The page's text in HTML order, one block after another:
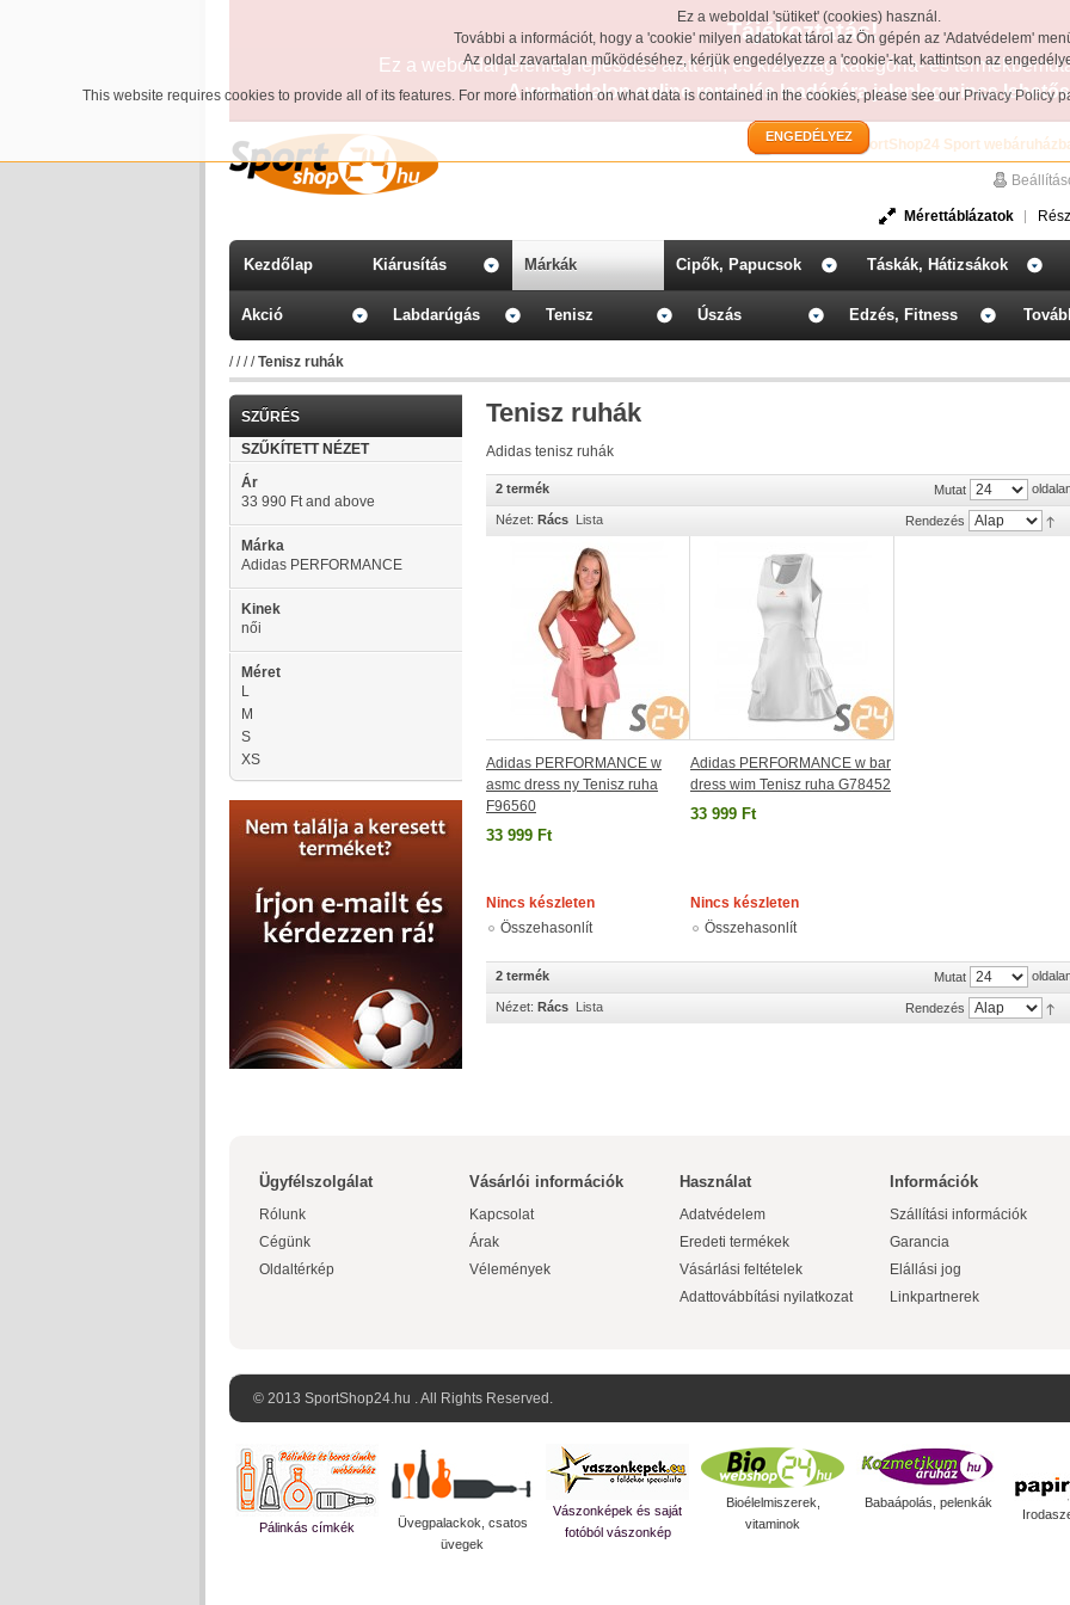
Ez a weboldal 'sütiket' (cookies) használ.
További a információt, hogy a 'cookie' milyen adatokat tárol az Ön gépén az 'Adatvédelem'
Az oldal zavartalan működéséhez, kérjük engedélyezze a 'cookie'-kat, kattintson az
This website requires cookies to provide all of its features. For more information on what data is contained in the cookies, please see ourPrivacy Policy
ENGEDÉLYEZ
Tájékoztatás!
Ez a weboldal jelenleg fejlesztés alatt áll, és kizárólag kategória- és
A weboldalon online rendelés leadására jelenleg nincs
Üdvözöljük a SportShop24 Sport
Mérettáblázatok
Kezdőlap Kiárusítás Márkák Cipők, Papucsok Táskák, Hátizsákok
Akció Labdarúgás Tenisz Úszás Edzés, Fitness
////Tenisz ruhák
SZŰRÉS
SZŰKÍTETT NÉZET
Ár
33 990 Ftand above
Márka
Adidas PERFORMANCE
Kinek
női
Méret
L
M
S
XS
Tenisz ruhák
Adidas tenisz ruhák
2 termék Mutat
Nézet: Rács Lista Rendezés
Adidas PERFORMANCE w
asmc dress ny Tenisz ruha
F96560
33 999 Ft
Nincs készleten
Összehasonlít
Adidas PERFORMANCE w bar
dress wim Tenisz ruha G78452
33 999 Ft
Nincs készleten
Összehasonlít
2 termék Mutat
Nézet: Rács Lista Rendezés
Ügyfélszolgálat
Rólunk
Cégünk
Oldaltérkép
Vásárlói információk
Kapcsolat
Árak
Vélemények
Használat
Adatvédelem
Eredeti termékek
Vásárlási feltételek
Adattovábbítási nyilatkozat
Információk
Szállítási információk
Garancia
Elállási jog
Linkpartnerek
© 2013 SportShop24.hu . All Rights Reserved.
Pálinkás címkék
Üvegpalackok, csatos
üvegek
Vászonképek és saját
fotóból vászonkép
Bioélelmiszerek,
vitaminok
Babaápolás, pelenkák